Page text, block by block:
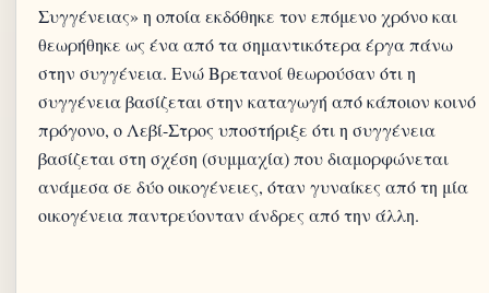
Συγγένειας» η οποία εκδόθηκε τον επόμενο χρόνο και
θεωρήθηκε ως ένα από τα σημαντικότερα έργα πάνω
στην συγγένεια. Ενώ Βρετανοί θεωρούσαν ότι η
συγγένεια βασίζεται στην καταγωγή από κάποιον κοινό
πρόγονο, ο Λεβί-Στρος υποστήριξε ότι η συγγένεια
βασίζεται στη σχέση (συμμαχία) που διαμορφώνεται
ανάμεσα σε δύο οικογένειες, όταν γυναίκες από τη μία